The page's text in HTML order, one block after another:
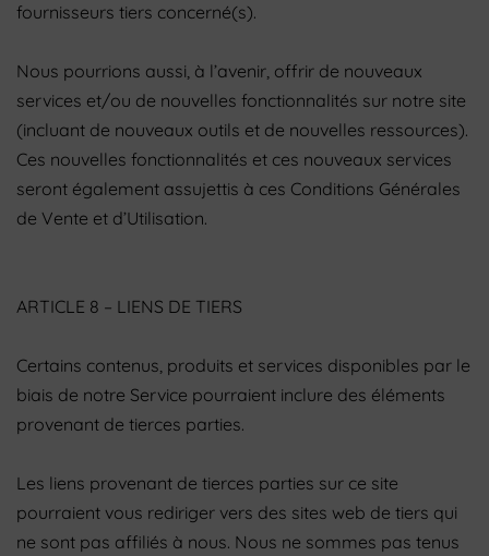
fournisseurs tiers concerné(s).
Nous pourrions aussi, à l’avenir, offrir de nouveaux
services et/ou de nouvelles fonctionnalités sur notre site
(incluant de nouveaux outils et de nouvelles ressources).
Ces nouvelles fonctionnalités et ces nouveaux services
seront également assujettis à ces Conditions Générales
de Vente et d’Utilisation.
ARTICLE 8 – LIENS DE TIERS
Certains contenus, produits et services disponibles par le
biais de notre Service pourraient inclure des éléments
provenant de tierces parties.
Les liens provenant de tierces parties sur ce site
pourraient vous rediriger vers des sites web de tiers qui
ne sont pas affiliés à nous. Nous ne sommes pas tenus